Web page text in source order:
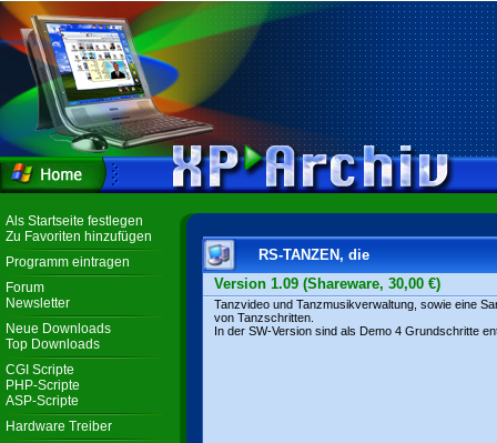
Als Startseite festlegen
Zu Favoriten hinzufügen
Programm eintragen
Forum
Newsletter
Neue Downloads
Top Downloads
CGI Scripte
PHP-Scripte
ASP-Scripte
Hardware Treiber
RS-TANZEN, die
Version 1.09 (Shareware, 30,00 €)
Tanzvideo und Tanzmusikverwaltung, sowie eine
von Tanzschritten.
In der SW-Version sind als Demo 4 Grundschritte